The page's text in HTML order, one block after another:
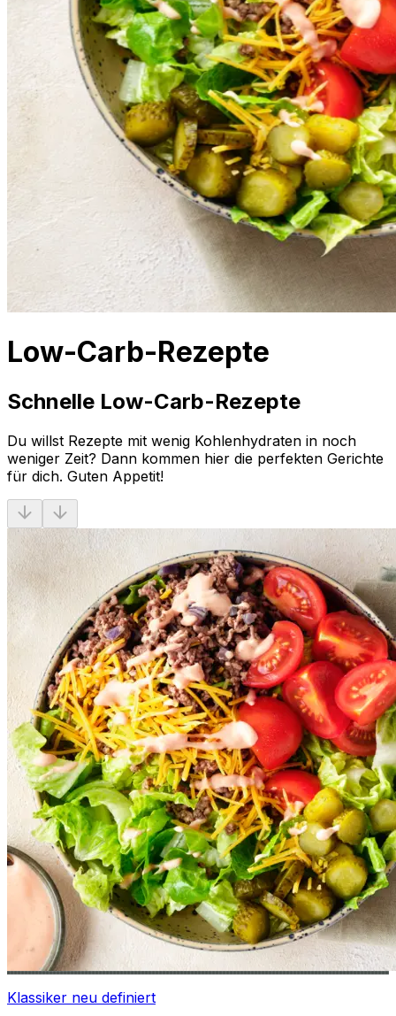
Low-Carb-Rezepte
Schnelle Low-Carb-Rezepte
Du willst Rezepte mit wenig Kohlenhydraten in noch
weniger Zeit? Dann kommen hier die perfekten Gerichte
für dich. Guten Appetit!
Klassiker neu definiert